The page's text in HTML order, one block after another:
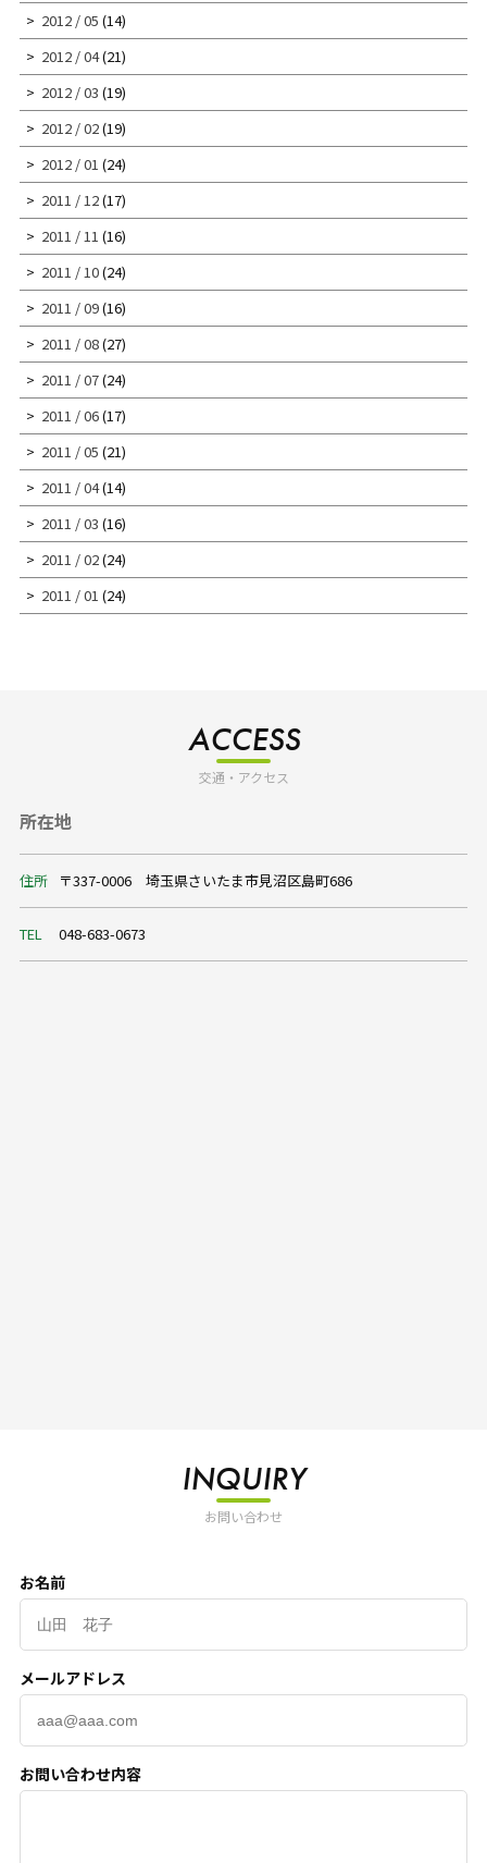
2012 / 05 (14)
2012 / 04(21)
2012 / 03 (19)
2012 / 02(19)
2012 / 01 (24)
2011 / 12(17)
2011 / 11 (16)
2011 / 10(24)
2011 / 09(16)
2011 / 08(27)
2011 / 07(24)
2011 / 06(17)
2011 / 05 (21)
2011 / 04(14)
2011 / 03 (16)
2011 / 02(24)
2011 / 01 (24)
ACCESS
交通・アクセス
所在地
住所 〒337-0006 埼玉県さいたま市見沼区島町686
TEL 048-683-0673
INQUIRY
お問い合わせ
お名前
メールアドレス
お問い合わせ内容